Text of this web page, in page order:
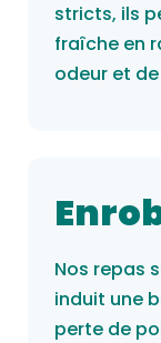
stricts, ils
fraîche en
odeur et
Nos repas
induit une
perte de